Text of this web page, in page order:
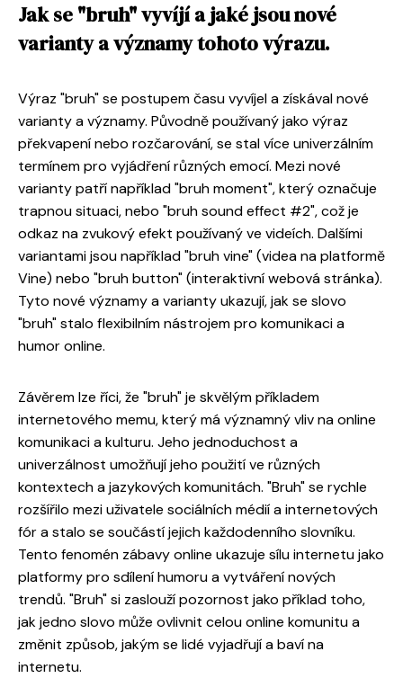
Jak se "bruh" vyvíjí a jaké jsou nové
varianty a významy tohoto výrazu.
Výraz "bruh" se postupem času vyvíjel a získával nové
varianty a významy. Původně používaný jako výraz
překvapení nebo rozčarování, se stal více univerzálním
termínem pro vyjádření různých emocí. Mezi nové
varianty patří například "bruh moment", který označuje
trapnou situaci, nebo "bruh sound effect #2", což je
odkaz na zvukový efekt používaný ve videích. Dalšími
variantami jsou například "bruh vine" (videa na platformě
Vine) nebo "bruh button" (interaktivní webová stránka).
Tyto nové významy a varianty ukazují, jak se slovo
"bruh" stalo flexibilním nástrojem pro komunikaci a
humor online.
Závěrem lze říci, že "bruh" je skvělým příkladem
internetového memu, který má významný vliv na online
komunikaci a kulturu. Jeho jednoduchost a
univerzálnost umožňují jeho použití ve různých
kontextech a jazykových komunitách. "Bruh" se rychle
rozšířilo mezi uživatele sociálních médií a internetových
fór a stalo se součástí jejich každodenního slovníku.
Tento fenomén zábavy online ukazuje sílu internetu jako
platformy pro sdílení humoru a vytváření nových
trendů. "Bruh" si zaslouží pozornost jako příklad toho,
jak jedno slovo může ovlivnit celou online komunitu a
změnit způsob, jakým se lidé vyjadřují a baví na
internetu.